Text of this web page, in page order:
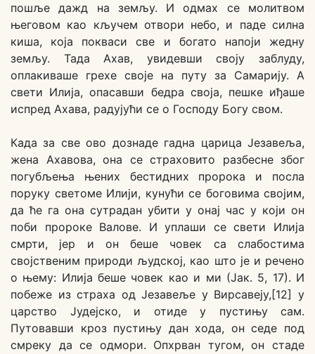
пошље дажд на земљу. И одмах се молитвом
његовом као кључем отвори небо, и паде силна
киша, која покваси све и богато напоји жедну
земљу. Тада Ахав, увидевши своју заблуду,
оплакиваше грехе своје на путу за Самарију. А
свети Илија, опасавши бедра своја, пешке иђаше
испред Ахава, радујући се о Господу Богу свом.
Када за све ово дознаде гадна царица Језавеља,
жена Ахавова, она се страховито разбесне због
погубљења њених бестидних пророка и посла
поруку светоме Илији, кунући се боговима својим,
да ће га она сутрадан убити у онај час у који он
поби пророке Валове. И уплаши се свети Илија
смрти, јер и он беше човек са слабостима
својственим природи људској, као што је и речено
о њему: Илија беше човек као и ми (Јак. 5, 17). И
побеже из страха од Језавеље у Вирсавеју,[12] у
царство Јудејско, и отиде у пустињу сам.
Путовавши кроз пустињу дан хода, он седе под
смреку да се одмори. Опхрван тугом, он стаде